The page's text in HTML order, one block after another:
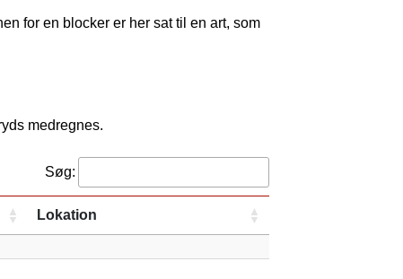
for en blocker er her sat til en art, som
medregnes.
Søg:
Lokation